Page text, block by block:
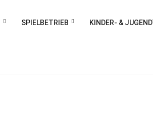
SPIELBETRIEB KINDER- &